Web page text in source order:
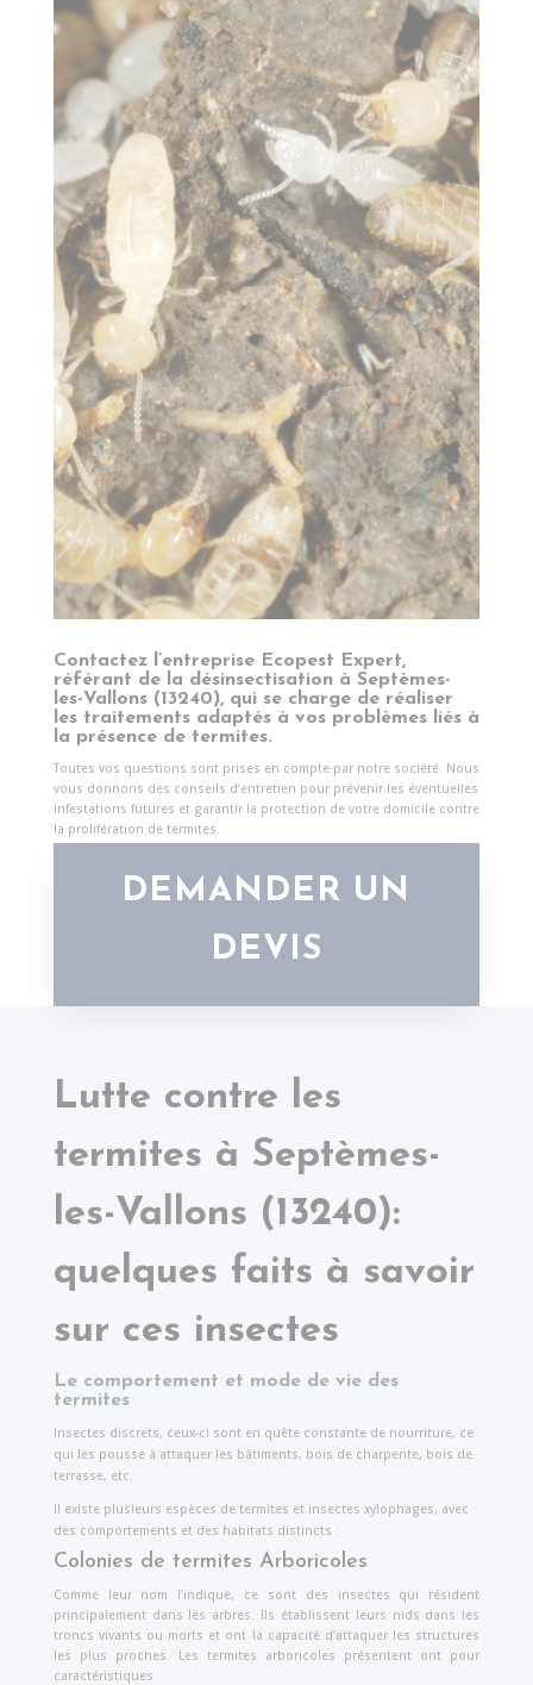
Contactez l’entreprise Ecopest Expert,
référant de la désinsectisation à Septèmes-
les-Vallons (13240), qui se charge de réaliser
les traitements adaptés à vos problèmes liés à
la présence de termites.
Toutes vos questions sont prises en compte par notre société. Nous
vous donnons des conseils d’entretien pour prévenir les éventuelles
infestations futures et garantir la protection de votre domicile contre
la prolifération de termites.
DEMANDER UN
DEVIS
Lutte contre les
termites à Septèmes-
les-Vallons (13240):
quelques faits à savoir
sur ces insectes
Le comportement et mode de vie des
termites
Insectes discrets, ceux-ci sont en quête constante de nourriture, ce
qui les pousse à attaquer les bâtiments, bois de charpente, bois de
terrasse, etc.
Il existe plusieurs espèces de termites et insectes xylophages, avec
des comportements et des habitats distincts :
Colonies de termites Arboricoles
Comme leur nom l’indique, ce sont des insectes qui résident
principalement dans les arbres. Ils établissent leurs nids dans les
troncs vivants ou morts et ont la capacité d’attaquer les structures
les plus proches. Les termites arboricoles présentent ont pour
caractéristiques: